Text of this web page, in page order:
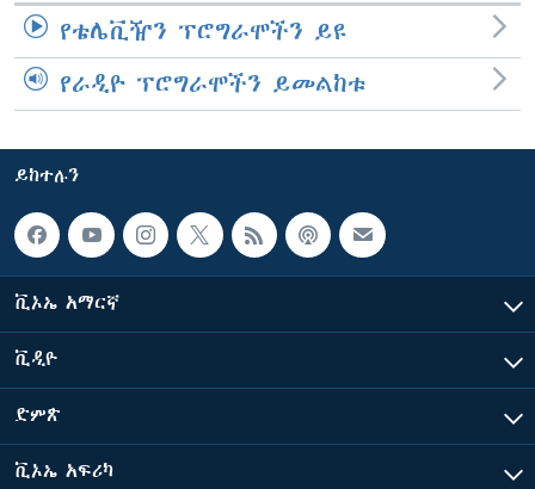
የቴሌቪዥን ፕሮግራሞችን ይዩ
የራዲዮ ፕሮግራሞችን ይመልከቱ
ይከተሉን
ቪኦኤ አማርኛ
ቪዲዮ
ድምጽ
ቪኦኤ አፍሪካ